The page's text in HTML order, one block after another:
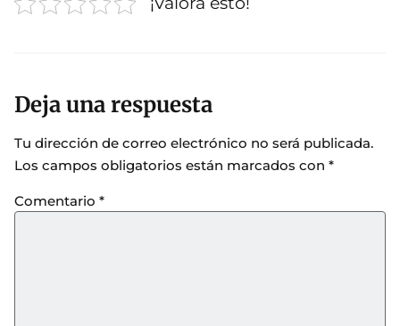
Deja una respuesta
Tu dirección de correo electrónico no será publicada.
Los campos obligatorios están marcados con *
Comentario *